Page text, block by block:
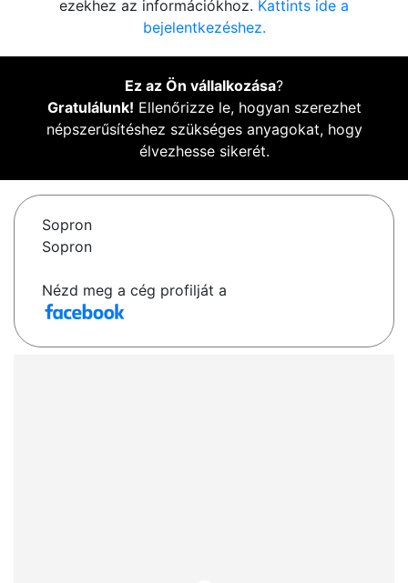
ezekhez az információkhoz. Kattints ide a
bejelentkezéshez.
Ez az Ön vállalkozása?
Gratulálunk! Ellenőrizze le, hogyan szerezhet
népszerűsítéshez szükséges anyagokat, hogy
élvezhesse sikerét.
Sopron
Sopron
Nézd meg a cég profilját a